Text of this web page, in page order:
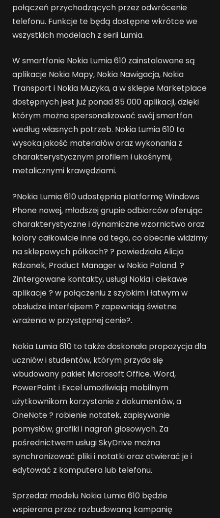
połączeń przychodzących przez odwrócenie
telefonu. Funkcje te będą dostępne wkrótce we
wszystkich modelach z serii Lumia.
W smartfonie Nokia Lumia 610 zainstalowane są
aplikacje Nokia Mapy, Nokia Nawigacja, Nokia
Transport i Nokia Muzyka, a w sklepie Marketplace
dostępnych jest już ponad 85 000 aplikacji, dzięki
którym można spersonalizować swój smartfon
według własnych potrzeb. Nokia Lumia 610 to
wysoka jakość materiałów oraz wykonania z
charakterystycznym profilem i ukośnymi,
metalicznymi krawędziami.
?Nokia Lumia 610 udostępnia platformę Windows
Phone nowej, młodszej grupie odbiorców oferując
charakterystyczne i dynamiczne wzornictwo oraz
kolory całkowicie inne od tego, co obecnie widzimy
na sklepowych półkach? ? powiedziała Alicja
Rdzanek, Product Manager w Nokia Poland. ?
Zintergowane kontakty, usługi Nokia i ciekawe
aplikacje ? w połączeniu z szybkim i łatwym w
obsłudze interfejsem ? zapewniają świetne
wrażenia w przystępnej cenie?.
Nokia Lumia 610 to także doskonała propozycja dla
uczniów i studentów, którym przyda się
wbudowany pakiet Microsoft Office. Word,
PowerPoint i Excel umożliwiają mobilnym
użytkownikom korzystanie z dokumentów, a
OneNote ? robienie notatek, zapisywanie
pomysłów, grafiki i nagrań głosowych. Za
pośrednictwem usługi SkyDrive można
synchronizować pliki i notatki oraz otwierać je i
edytować z komputera lub telefonu.
Sprzedaż modelu Nokia Lumia 610 będzie
wspierana przez rozbudowaną kampanię